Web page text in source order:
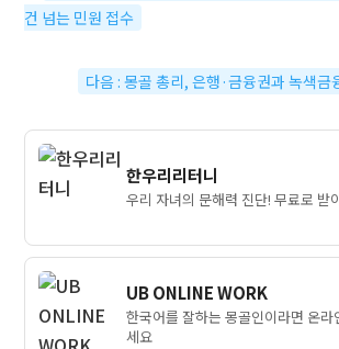
건 넘는 민원 접수
다음 : 몽골 총리, 은행·금융권과 녹색금
한우리리터니
우리 자녀의 문해력 진단! 무료로 받
UB ONLINE WORK
한국어를 잘하는 몽골인이라면 온라
세요